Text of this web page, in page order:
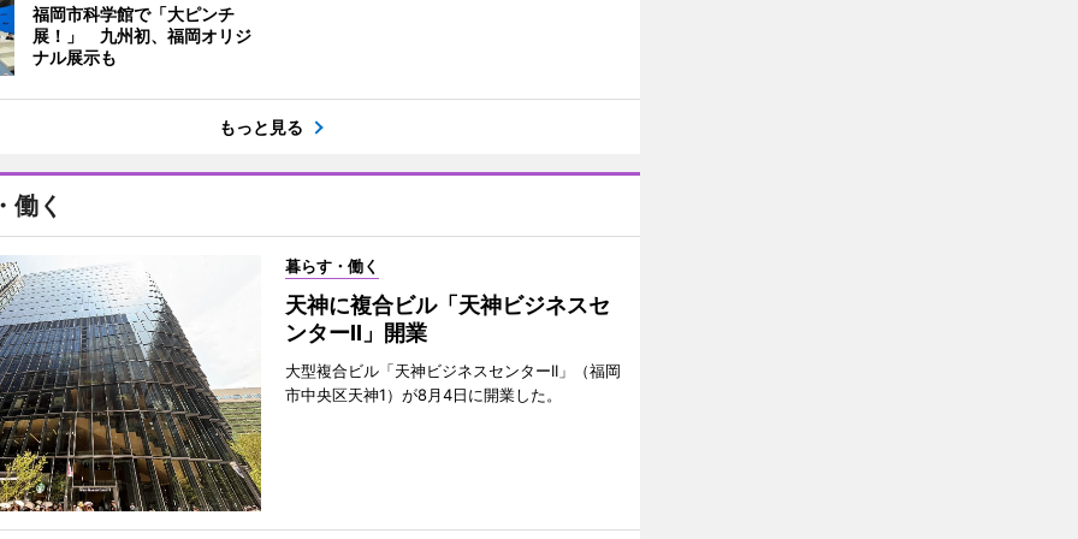
福岡市科学館で「大ピンチ
展！」 九州初、福岡オリジ
ナル展示も
もっと見る
働く
暮らす・働く
天神に複合ビル「天神ビジネスセ
ンターII」開業
大型複合ビル「天神ビジネスセンターII」（福岡
市中央区天神1）が8月4日に開業した。